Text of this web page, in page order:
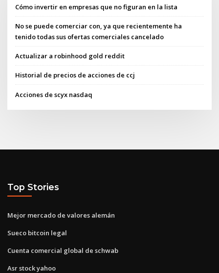
Cómo invertir en empresas que no figuran en la lista
No se puede comerciar con, ya que recientemente ha
tenido todas sus ofertas comerciales cancelado
Actualizar a robinhood gold reddit
Historial de precios de acciones de ccj
Acciones de scyx nasdaq
Top Stories
Mejor mercado de valores alemán
Sueco bitcoin legal
Cuenta comercial global de schwab
Asr stock yahoo